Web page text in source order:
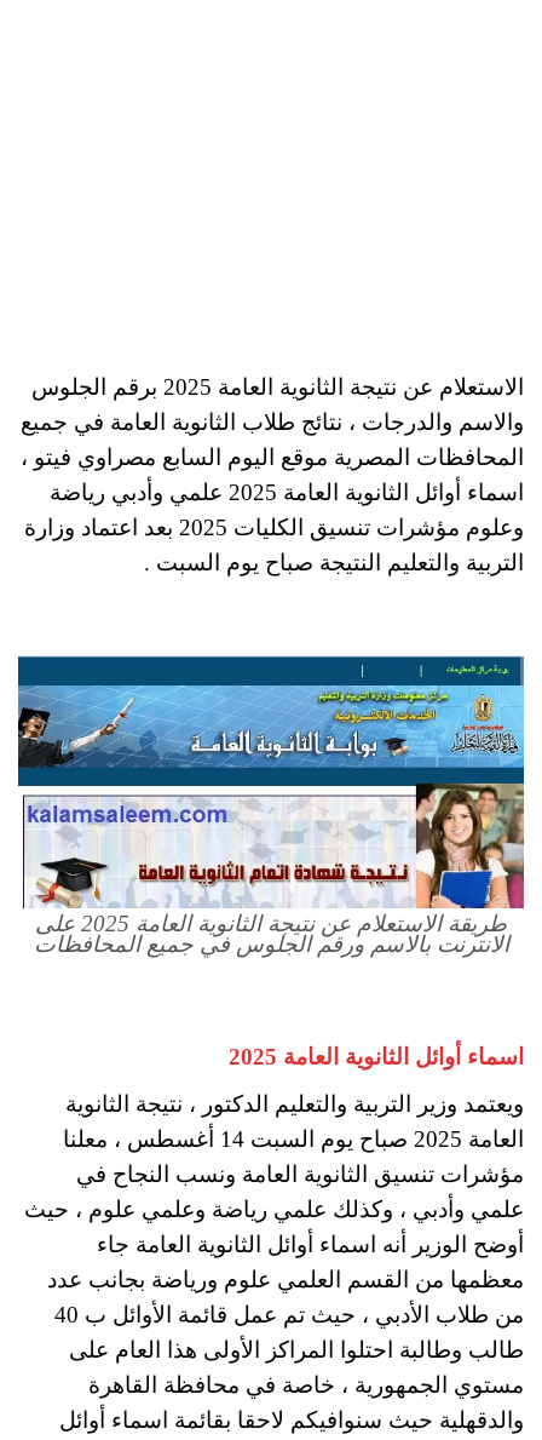
الاستعلام عن نتيجة الثانوية العامة 2025 برقم الجلوس
والاسم والدرجات ، نتائج طلاب الثانوية العامة في جميع
المحافظات المصرية موقع اليوم السابع مصراوي فيتو ،
اسماء أوائل الثانوية العامة 2025 علمي وأدبي رياضة
وعلوم مؤشرات تنسيق الكليات 2025 بعد اعتماد وزارة
التربية والتعليم النتيجة صباح يوم السبت .
طريقة الاستعلام عن نتيجة الثانوية العامة 2025 على
الانترنت بالاسم ورقم الجلوس في جميع المحافظات
اسماء أوائل الثانوية العامة 2025
ويعتمد وزير التربية والتعليم الدكتور ، نتيجة الثانوية
العامة 2025 صباح يوم السبت 14 أغسطس ، معلنا
مؤشرات تنسيق الثانوية العامة ونسب النجاح في
علمي وأدبي ، وكذلك علمي رياضة وعلمي علوم ، حيث
أوضح الوزير أنه اسماء أوائل الثانوية العامة جاء
معظمها من القسم العلمي علوم ورياضة بجانب عدد
من طلاب الأدبي ، حيث تم عمل قائمة الأوائل ب 40
طالب وطالبة احتلوا المراكز الأولى هذا العام على
مستوي الجمهورية ، خاصة في محافظة القاهرة
والدقهلية حيث سنوافيكم لاحقا بقائمة اسماء أوائل